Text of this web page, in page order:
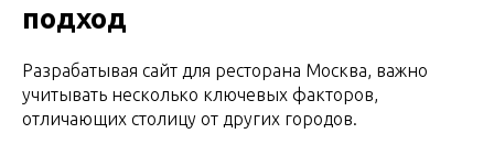
подход
Разрабатывая сайт для ресторана Москва, важно
учитывать несколько ключевых факторов,
отличающих столицу от других городов.